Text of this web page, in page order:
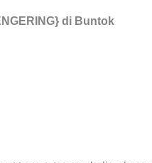
di Buntok